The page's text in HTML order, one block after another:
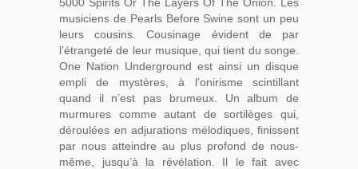
musiciens de Pearls Before Swine sont un peu
leurs cousins. Cousinage évident de par
l’étrangeté de leur musique, qui tient du songe.
One Nation Underground est ainsi un disque
empli de mystères, à l’onirisme scintillant
quand il n’est pas brumeux. Un album de
murmures comme autant de sortilèges qui,
déroulées en adjurations mélodiques, finissent
par nous atteindre au plus profond de nous-
même, jusqu’à la révélation. Il le fait avec